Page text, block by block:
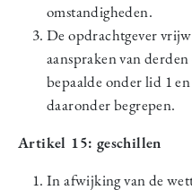
omstandigheden.
De opdrachtgever
aanspraken van
bepaalde onder lid 1
daaronder begrepen.
Artikel 15: geschillen
In afwijking van de